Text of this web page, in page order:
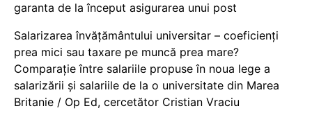
garanta de la început asigurarea unui post
Salarizarea învățământului universitar – coeficienți
prea mici sau taxare pe muncă prea mare?
Comparație între salariile propuse în noua lege a
salarizării și salariile de la o universitate din Marea
Britanie / Op Ed, cercetător Cristian Vraciu